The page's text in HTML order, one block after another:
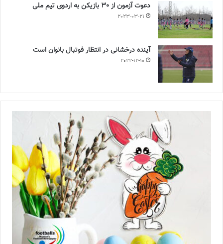
دعوت آزمون از 30 بازیکن به اردوی تیم ملی
2023-03-21
آینده درخشانی در انتظار فوتبال بانوان است
2022-12-10